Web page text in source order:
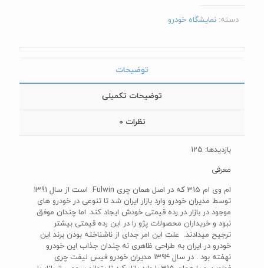
دسته: نمایشگاه خودرو
توضیحات
توضیحات تکمیلی
نظرات 0
بازدیدها: 125
معرفی
ام وی ام 315 که در اصل همان چری Fulwin است از سال 1391
توسط مدیران خودرو وارد بازار ایران شد تا تنوعی در خودرو های
موجود در بازار در رده قیمتی خودش ایجاد کند. اما چندان موفق
نبود و خریداران محصولات پژو را در این رده قیمتی بیشتر
ترجیح میدادند. علت این امر جدای از ناشناخته بودن برند این
خودرو در ایران به طراحی ظاهری نه چندان جذاب این خودرو
نهفته بود . در سال 1394 مدیران خودرو فیس لیفت چری